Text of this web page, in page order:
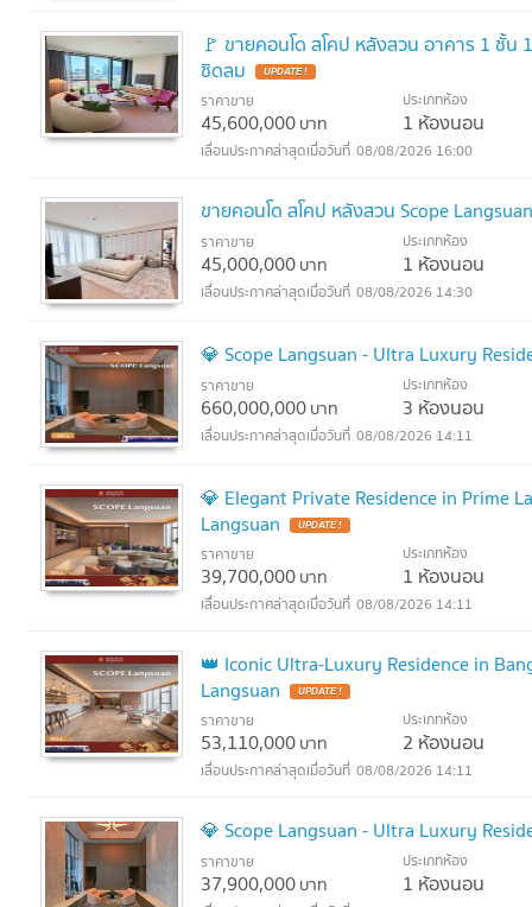
🚩 ขายคอนโด สโคป หลังสวน อาคาร 1 ชั้น
ชิดลม
UPDATE !
ราคาขาย
45,600,000บาท
ประเภทห้อง
1 ห้องนอน
08/08/2026 16:00
ขายคอนโด สโคป หลังสวน Scope
ราคาขาย
45,000,000บาท
ประเภทห้อง
1 ห้องนอน
08/08/2026 14:30
💎 Scope Langsuan - Ultra Luxury
ราคาขาย
660,000,000บาท
ประเภทห้อง
3 ห้องนอน
08/08/2026 14:11
💎 Elegant Private Residence in Prime
Langsuan
UPDATE !
ราคาขาย
39,700,000บาท
ประเภทห้อง
1 ห้องนอน
08/08/2026 14:11
👑 Iconic Ultra-Luxury Residence in
Langsuan
UPDATE !
ราคาขาย
53,110,000บาท
ประเภทห้อง
2 ห้องนอน
08/08/2026 14:11
💎 Scope Langsuan - Ultra Luxury
ราคาขาย
37,900,000บาท
ประเภทห้อง
1 ห้องนอน